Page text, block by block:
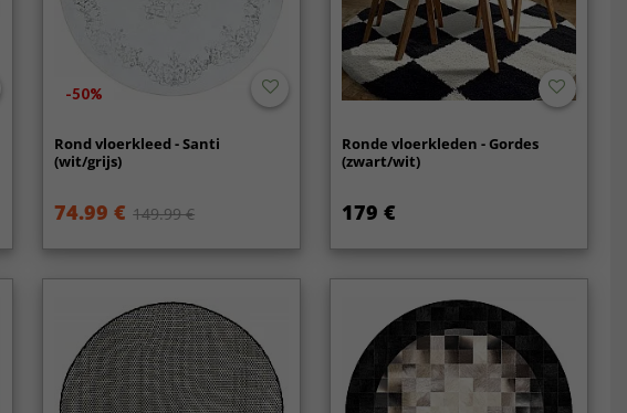
-50%
Rond vloerkleed - Santi
(wit/grijs)
74.99 € 149.99 €
Ronde vloerkleden - Gordes
(zwart/wit)
179 €